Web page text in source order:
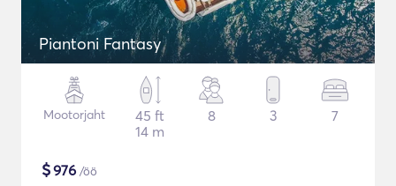
Piantoni Fantasy
Mootorjaht
45 ft
14 m
8 3 7
$976 /öö